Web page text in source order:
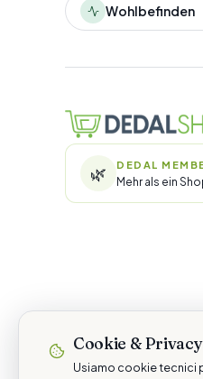
Wohlbefinden
🌿 DEDAL
Cookie & Privacy
Usiamo cookie tecnici